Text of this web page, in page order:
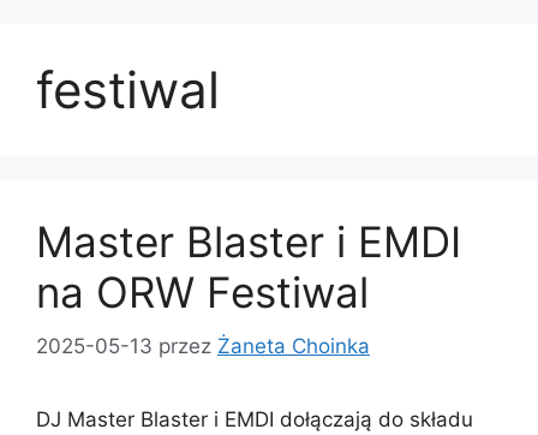
festiwal
Master Blaster i EMDI
na ORW Festiwal
2025-05-13 przez Żaneta Choinka
DJ Master Blaster i EMDI dołączają do składu